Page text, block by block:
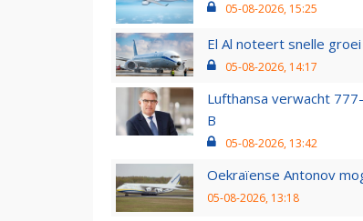
05-08-2026, 15:25
El Al noteert snelle
05-08-2026, 14:17
Lufthansa verwacht
B
05-08-2026, 13:42
Oekraïense Antonov
05-08-2026, 13:18